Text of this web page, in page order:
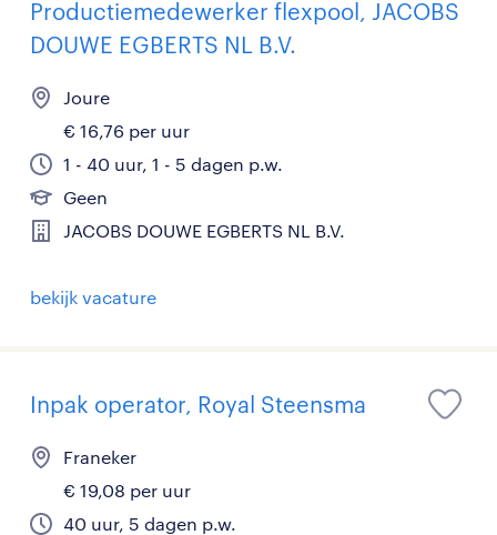
Productiemedewerker flexpool, JACOBS
DOUWE EGBERTS NL B.V.
Joure
€ 16,76 per uur
1 - 40 uur, 1 - 5 dagen p.w.
Geen
JACOBS DOUWE EGBERTS NL B.V.
bekijk vacature
Inpak operator, Royal Steensma
Franeker
€ 19,08 per uur
40 uur, 5 dagen p.w.